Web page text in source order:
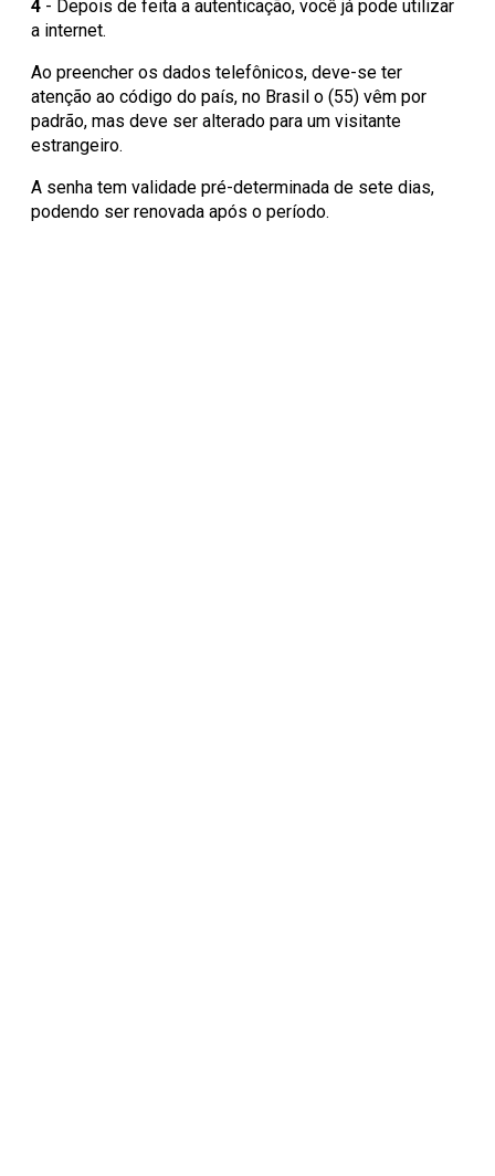
4 - Depois de feita a autenticação, você já pode utilizar
a internet.
Ao preencher os dados telefônicos, deve-se ter
atenção ao código do país, no Brasil o (55) vêm por
padrão, mas deve ser alterado para um visitante
estrangeiro.
A senha tem validade pré-determinada de sete dias,
podendo ser renovada após o período.